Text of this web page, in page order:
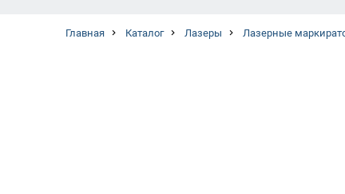
Главная Каталог Лазеры Лазерные